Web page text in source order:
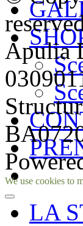
LA
Apulia
Facebook
Instagram
We use cookies to